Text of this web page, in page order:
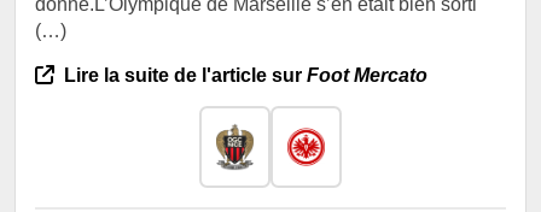
(…)
Lire la suite de l'article sur Foot Mercato